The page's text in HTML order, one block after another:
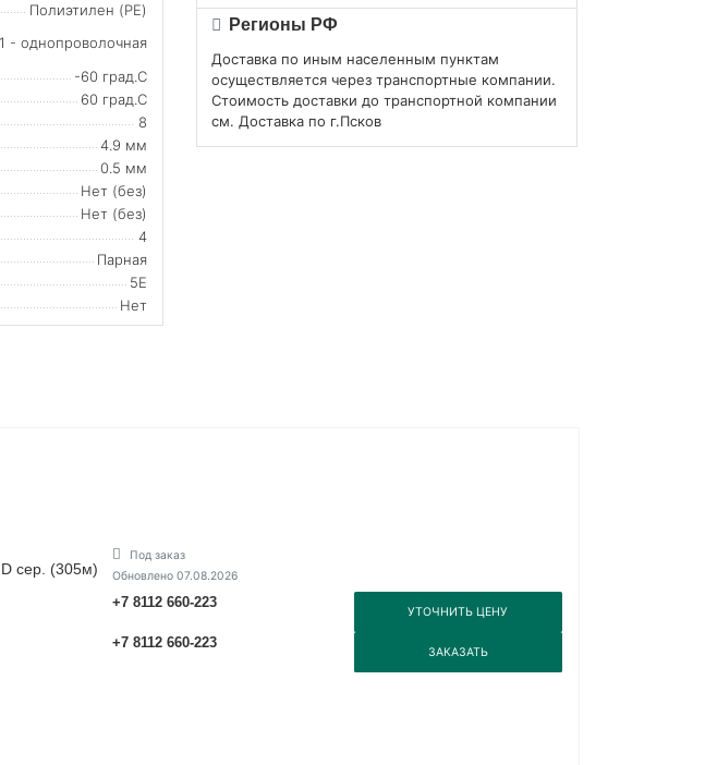
Регионы РФ
Доставка по иным населенным пунктам
осуществляется через транспортные компании.
Стоимость доставки до транспортной компании
см. Доставка по г.Псков
Полиэтилен (PE)
1 - однопроволочная
-60 град.C
60 град.C
8
4.9 мм
0.5 мм
Нет (без)
Нет (без)
4
Парная
5E
Нет
сер. (305м)
Под заказ
Обновлено 07.08.2026
+7 8112 660-223
УТОЧНИТЬ ЦЕНУ
+7 8112 660-223
ЗАКАЗАТЬ